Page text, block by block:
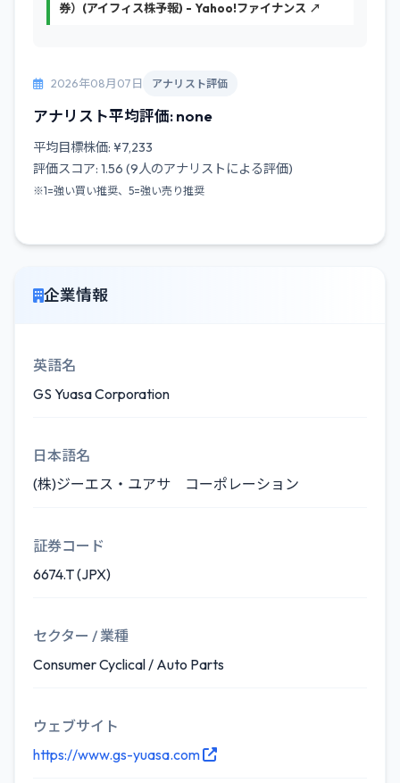
券）(アイフィス株予報) - Yahoo!ファイナンス ↗
2026年08月07日 アナリスト評価
アナリスト平均評価: none
平均目標株価: ¥7,233
評価スコア: 1.56 (9人のアナリストによる評価)
※1=強い買い推奨、5=強い売り推奨
企業情報
英語名
GS Yuasa Corporation
日本語名
(株)ジーエス・ユアサ コーポレーション
証券コード
6674.T (JPX)
セクター / 業種
Consumer Cyclical / Auto Parts
ウェブサイト
https://www.gs-yuasa.com